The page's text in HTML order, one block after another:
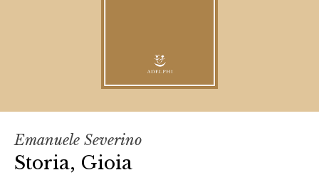
Emanuele Severino
Storia, Gioia